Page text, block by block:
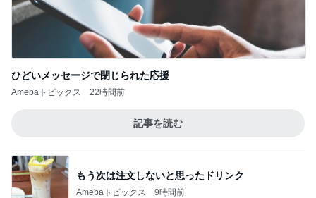
ひどいメッセージで閉じられた応援
Amebaトピックス 22時間前
記事を読む
もう次は注文しないと思ったドリンク
Amebaトピックス 9時間前